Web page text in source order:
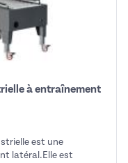
à entraînement
est une
latéral.Elle est